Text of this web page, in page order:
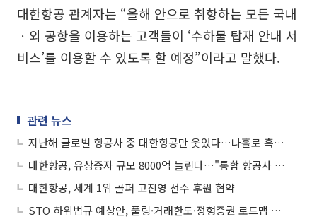
대한항공 관계자는 “올해 안으로 취항하는 모든 국내
ㆍ외 공항을 이용하는 고객들이 ‘수하물 탑재 안내 서
비스’를 이용할 수 있도록 할 예정”이라고 말했다.
관련 뉴스
지난해 글로벌 항공사 중 대한항공만 웃었다…나홀로 흑자 전망
대한항공, 유상증자 규모 8000억 늘린다…"통합 항공사 기대감 반영"
대한항공, 세계 1위 골퍼 고진영 선수 후원 협약
STO 하위법규 예상안, 풀링·거래한도·정형증권 로드맵 제시